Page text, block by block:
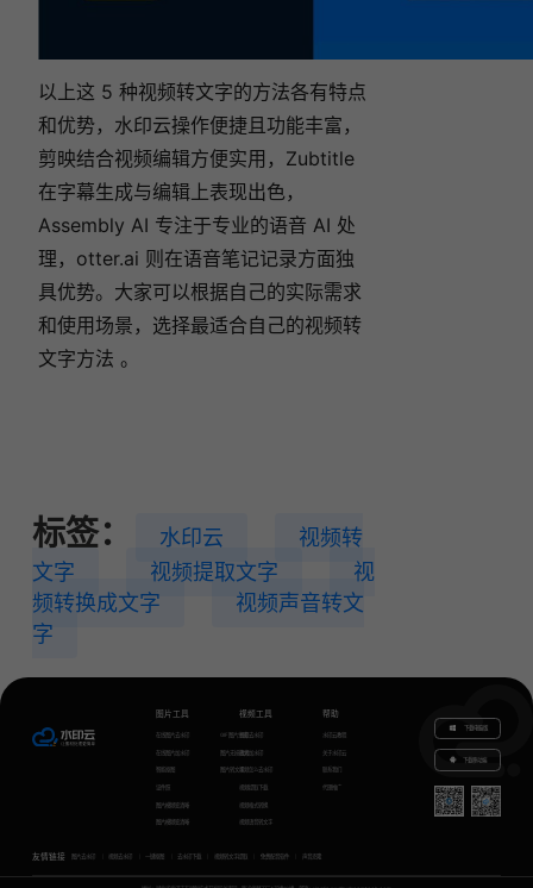
以上这 5 种视频转文字的方法各有特点
和优势，水印云操作便捷且功能丰富，
剪映结合视频编辑方便实用，Zubtitle
在字幕生成与编辑上表现出色，
Assembly AI 专注于专业的语音 AI 处
理， otter.ai 则在语音笔记记录方面独
具优势。大家可以根据自己的实际需求
和使用场景，选择最适合自己的视频转
文字方法 。
标签： 水印云
视频转
文字
视频提取文字
视
频转换成文字
视频声音转文
字
图片工具
在线图片去水印
在线图片加水印
智能抠图
证件照
图片模糊变清晰
图片模糊变清晰
GIF图片生成
图片无损放大
图片转文字
视频工具
视频去水印
视频加水印
视频怎么去水印
视频提取下载
视频格式转换
视频语音转文字
帮助
水印云教程
关于水印云
联系我们
代理推广
下载电脑版
下载移动端
友情链接 图片去水印 视频去水印 一键抠图 去水印下载 视频转文字提取 免费配音软件 声音克隆